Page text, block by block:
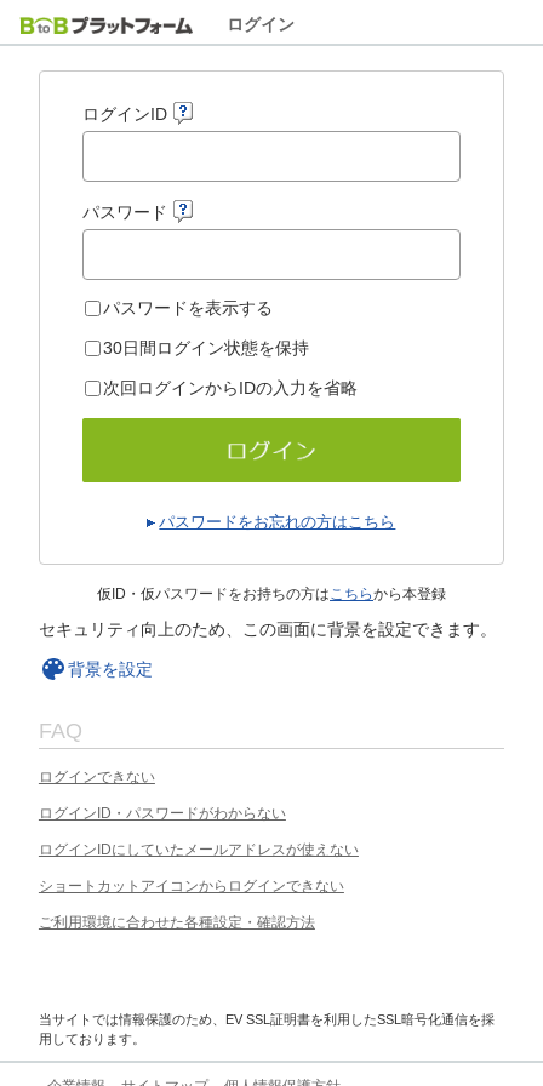
ログイン
ログインID
パスワード
パスワードを表示する
30日間ログイン状態を保持
次回ログインからIDの入力を省略
パスワードをお忘れの方はこちら
仮ID・仮パスワードをお持ちの方はこちらから本登録
セキュリティ向上のため、この画面に背景を設定できます。
背景を設定
FAQ
ログインできない
ログインID・パスワードがわからない
ログインIDにしていたメールアドレスが使えない
ショートカットアイコンからログインできない
ご利用環境に合わせた各種設定・確認方法
当サイトでは情報保護のため、EV SSL証明書を利用したSSL暗号化通信を採
用しております。